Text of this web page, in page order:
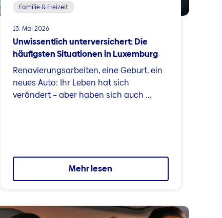
Familie & Freizeit
13. Mai 2026
Unwissentlich unterversichert: Die
häufigsten Situationen in Luxemburg
Renovierungsarbeiten, eine Geburt, ein
neues Auto: Ihr Leben hat sich
verändert – aber haben sich auch ...
Mehr lesen